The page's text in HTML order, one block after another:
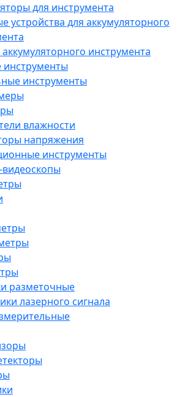
для инструмента
устройства для аккумуляторного
инструмента
инструменты
влажности
напряжения
инструменты
разметочные
лазерного сигнала